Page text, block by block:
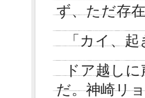
ず、ただ存
「カイ、
ドア越し
だ。神崎リ